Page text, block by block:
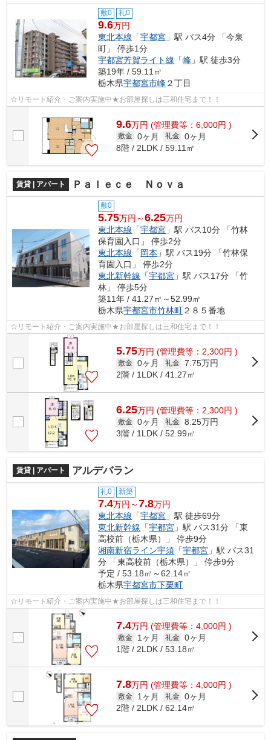
敷0 礼0
9.6万円
東北本線 「宇都宮 」駅 バス4分 「今泉
町」 停歩1分
宇都宮芳賀ライト線 「峰 」駅 徒歩3分
築19年 / 59.11㎡
栃木県宇都宮市峰２丁目
☆リモート紹介・ご案内実施中★お部屋探しは三和住宅まで！！
9.6万円 (管理費等：6,000円 )
敷金 0ヶ月 礼金 0ヶ月
8階 / 2LDK / 59.11㎡
賃貸 | アパート Ｐａｌｅｃｅ Ｎｏｖａ
敷0
5.75万円～6.25万円
東北本線 「宇都宮 」駅 バス10分 「竹林
保育園入口」 停歩2分
東北本線 「岡本 」駅 バス19分 「竹林保
育園入口」 停歩2分
東北新幹線 「宇都宮 」駅 バス17分 「竹
林」 停歩5分
築11年 / 41.27㎡～52.99㎡
栃木県宇都宮市竹林町２８５番地
☆リモート紹介・ご案内実施中★お部屋探しは三和住宅まで！！
5.75万円 (管理費等：2,300円 )
敷金 0ヶ月 礼金 7.75万円
2階 / 1LDK / 41.27㎡
6.25万円 (管理費等：2,300円 )
敷金 0ヶ月 礼金 8.25万円
3階 / 1LDK / 52.99㎡
賃貸 | アパート アルデバラン
礼0 新築
7.4万円～7.8万円
東北本線 「宇都宮 」駅 徒歩69分
東北新幹線 「宇都宮 」駅 バス31分 「東
高校前（栃木県）」 停歩9分
湘南新宿ライン宇須 「宇都宮 」駅 バス31
分 「東高校前（栃木県）」 停歩9分
予定 / 53.18㎡～62.14㎡
栃木県宇都宮市下栗町
☆リモート紹介・ご案内実施中★お部屋探しは三和住宅まで！！
7.4万円 (管理費等：4,000円 )
敷金 1ヶ月 礼金 0ヶ月
1階 / 2LDK / 53.18㎡
7.8万円 (管理費等：4,000円 )
敷金 1ヶ月 礼金 0ヶ月
2階 / 2LDK / 62.14㎡